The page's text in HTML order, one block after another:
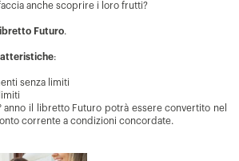
anche scoprire i loro frutti?
Futuro.
:
senza limiti
anno il libretto Futuro potrà essere convertito nel
corrente a condizioni concordate.